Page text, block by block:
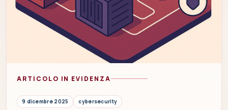
ARTICOLO IN EVIDENZA
9 dicembre 2025 cybersecurity